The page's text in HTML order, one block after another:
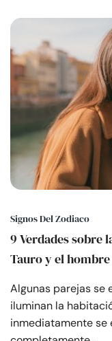
Signos Del Zodiaco
9 Verdades sobre
Tauro y el
Algunas parejas se
iluminan la
inmediatamente se